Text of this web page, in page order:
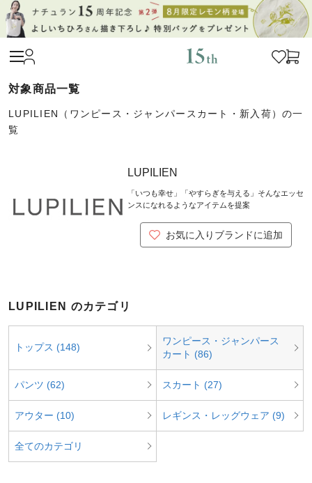
LUPILIEN（ワンピース・ジャンパースカート・新入荷）の一
覧
LUPILIEN
「いつも幸せ」「やすらぎを与える」そんなエッセ
ンスになれるようなアイテムを提案
お気に入りブランドに追加
LUPILIEN のカテゴリ
トップス (148)
ワンピース・ジャンパース
カート (86)
パンツ (62) スカート (27)
アウター (10) レギンス・レッグウェア (9)
全てのカテゴリ